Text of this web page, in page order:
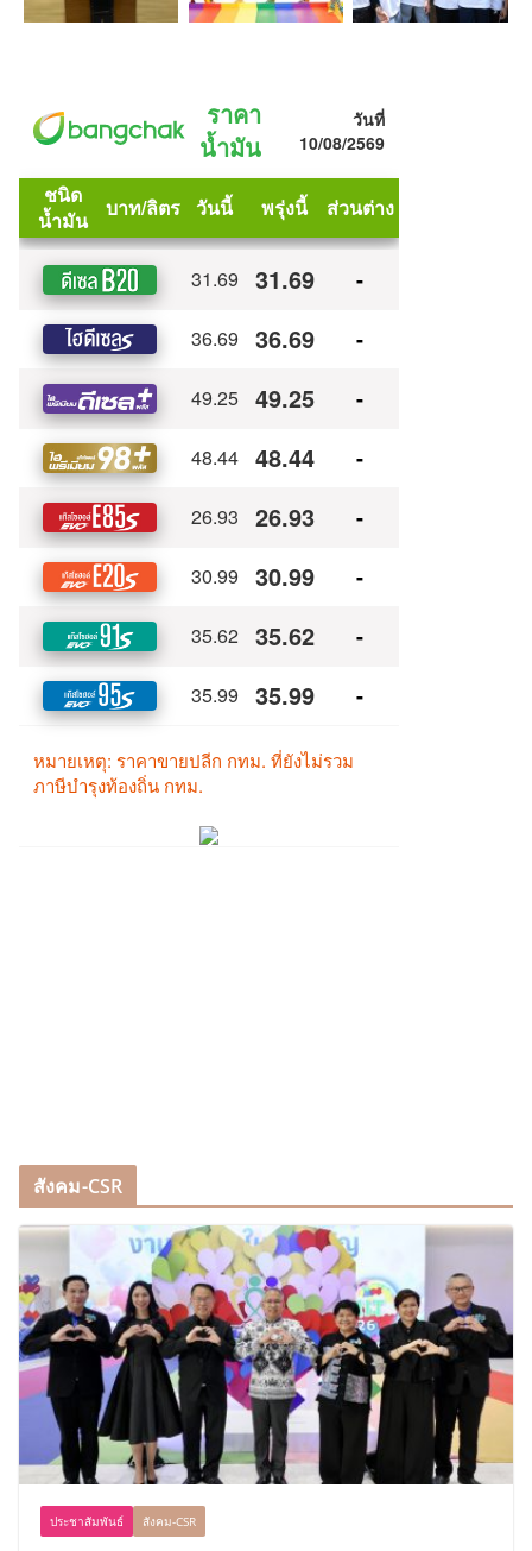
สังคม-CSR
ประชาสัมพันธ์ สังคม-CSR